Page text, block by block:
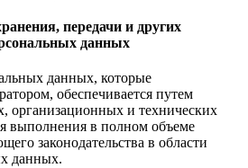
передачи и других
данных
данных, которые
обеспечивается путем
организационных и технических
выполнения в полном объеме
законодательства в области
данных.